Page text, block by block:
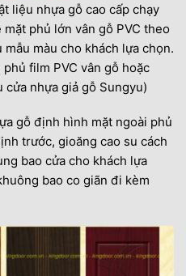
liệu nhựa gỗ cao cấp chạy
phủ lớn vân gỗ PVC theo
màu cho khách lựa chọn.
film PVC vân gỗ hoặc
cửa nhựa giả gỗ Sungyu)
gỗ định hình mặt ngoài phủ
trước, gioăng cao su cách
bao cửa cho khách lựa
bao co giãn đi kèm